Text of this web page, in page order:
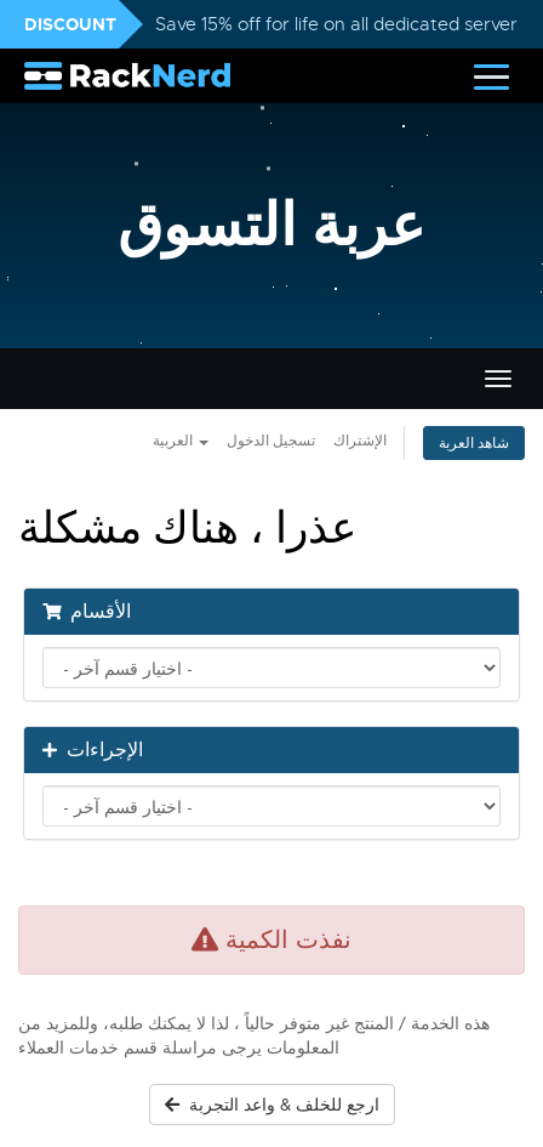
DISCOUNT Save 15% off for life on all dedicated servers
عربة التسوق
تبديل
التنقل
تسجيل الدخول الإشتراك شاهد العربة
عذرا ، هناك مشكلة
الأقسام
الإجراءات
نفذت الكمية
هذه الخدمة / المنتج غير متوفر حالياً ، لذا لا يمكنك طلبه، وللمزيد من
المعلومات يرجى مراسلة قسم خدمات العملاء
ارجع للخلف & واعد التجربة